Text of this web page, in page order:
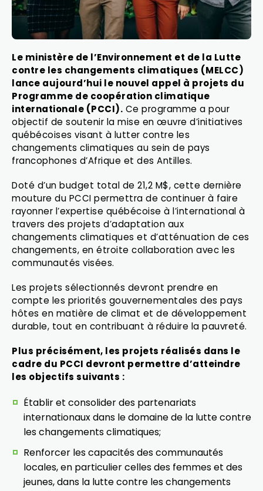
Le ministère de l’Environnement et de la Lutte
contre les changements climatiques (MELCC)
lance aujourd’hui le nouvel appel à projets du
Programme de coopération climatique
internationale (PCCI). Ce programme a pour
objectif de soutenir la mise en œuvre d’initiatives
québécoises visant à lutter contre les
changements climatiques au sein de pays
francophones d’Afrique et des Antilles.
Doté d’un budget total de 21,2 M$, cette dernière
mouture du PCCI permettra de continuer à faire
rayonner l’expertise québécoise à l’international à
travers des projets d’adaptation aux
changements climatiques et d’atténuation de ces
changements, en étroite collaboration avec les
communautés visées.
Les projets sélectionnés devront prendre en
compte les priorités gouvernementales des pays
hôtes en matière de climat et de développement
durable, tout en contribuant à réduire la pauvreté.
Plus précisément, les projets réalisés dans le
cadre du PCCI devront permettre d’atteindre
les objectifs suivants :
Établir et consolider des partenariats
internationaux dans le domaine de la lutte contre
les changements climatiques;
Renforcer les capacités des communautés
locales, en particulier celles des femmes et des
jeunes, dans la lutte contre les changements